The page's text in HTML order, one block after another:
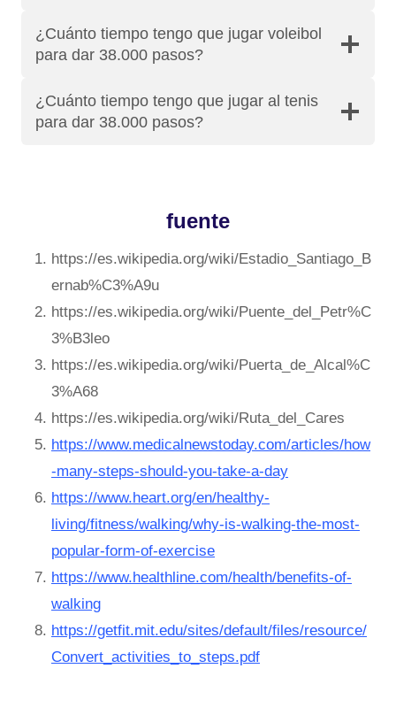
¿Cuánto tiempo tengo que jugar voleibol
para dar 38.000 pasos?
¿Cuánto tiempo tengo que jugar al tenis
para dar 38.000 pasos?
fuente
https://es.wikipedia.org/wiki/Estadio_Santiago_B
ernab%C3%A9u
https://es.wikipedia.org/wiki/Puente_del_Petr%C
3%B3leo
https://es.wikipedia.org/wiki/Puerta_de_Alcal%C
3%A68
https://es.wikipedia.org/wiki/Ruta_del_Cares
https://www.medicalnewstoday.com/articles/how
-many-steps-should-you-take-a-day
https://www.heart.org/en/healthy-
living/fitness/walking/why-is-walking-the-most-
popular-form-of-exercise
https://www.healthline.com/health/benefits-of-
walking
https://getfit.mit.edu/sites/default/files/resource/
Convert_activities_to_steps.pdf